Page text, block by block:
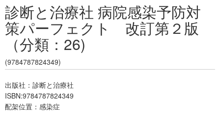
レジデント
診断と治療社 病院感染予防対
策パーフェクト 改訂第２版
（分類：26)
(9784787824349)
出版社：診断と治療社
ISBN:9784787824349
配架位置：感染症